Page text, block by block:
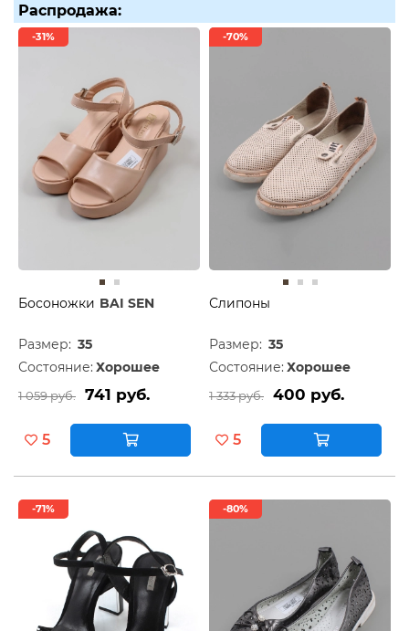
Распродажа:
-31%
Босоножки BAI SEN
Размер: 35
Состояние: Хорошее
1 059 руб. 741 руб.
5
-70%
Слипоны
Размер: 35
Состояние: Хорошее
1 333 руб. 400 руб.
5
-71% -80%